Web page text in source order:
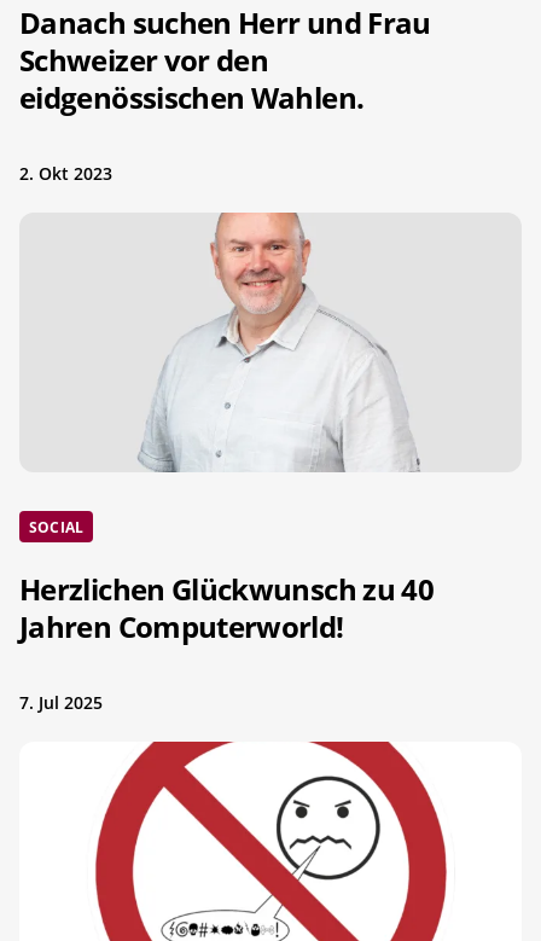
Danach suchen Herr und Frau
Schweizer vor den
eidgenössischen Wahlen.
2. Okt 2023
SOCIAL
Herzlichen Glückwunsch zu 40
Jahren Computerworld!
7. Jul 2025